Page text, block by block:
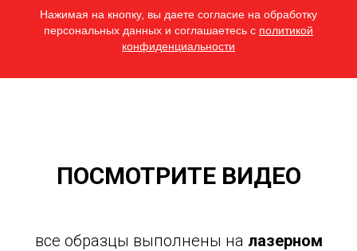
Нажимая на кнопку, вы даете согласие на обработку
персональных данных и соглашаетесь c политикой
конфиденциальности
ПОСМОТРИТЕ ВИДЕО
все образцы выполнены на лазерном